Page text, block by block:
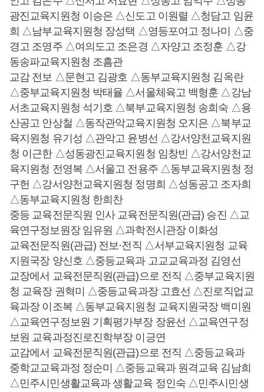
광진교육지원청 이승은 △신도고 이원렬 △청담고 임윤
희 △남부교육지원청 장성택 △영등포여고 정나미 △중
경고 조영주 △여의도고 조은경 △자양고 조정훈 △강
동송파교육지원청 조흠관
교감 전보 △문현고 김광호 △동부교육지원청 김옥란
△중부교육지원청 박태율 △서울체육고 백형훈 △강남
서초교육지원청 석기호 △북부교육지원청 송희숙 △용
산공고 안상철 △동작관악교육지원청 오지은 △북부교
육지원청 유기성 △관악고 윤병선 △강서양천교육지원
청 이근한 △성동광진교육지원청 임창빈 △강서양천교
육지원청 전영복 △서울고 전용주 △동부교육지원청 정
구헌 △강서양천교육지원청 정명희 △성동공고 조자희
△동부교육지원청 한희찬
중등 교육전문직원 인사 교육전문직원(관급) 승진 △교
육연구정보원장 임유원 △과학전시관장 이화성
교육전문직원(관급) 전보·전직 △서부교육지원청 교육
지원국장 양신호 △중등교육과 고교교육과정 김영선
교장에서 교육전문직원(관급)으로 전직 △중부교육지원
청 교육장 권혁미 △중등교육과장 고효선 △진로직업교
육과장 이조복 △동부교육지원청 교육지원국장 백미원
△교육연구정보원 기획평가부장 장윤선 △교육연구정
보원 교육과정진로진학부장 이긍연
교감에서 교육전문직원(관급)으로 전직 △중등교육과
중학교교육과정 정순미 △중등교육과 원격교육 김남희
△민주시민생활교육과 생활교육 정인숙 △민주시민생